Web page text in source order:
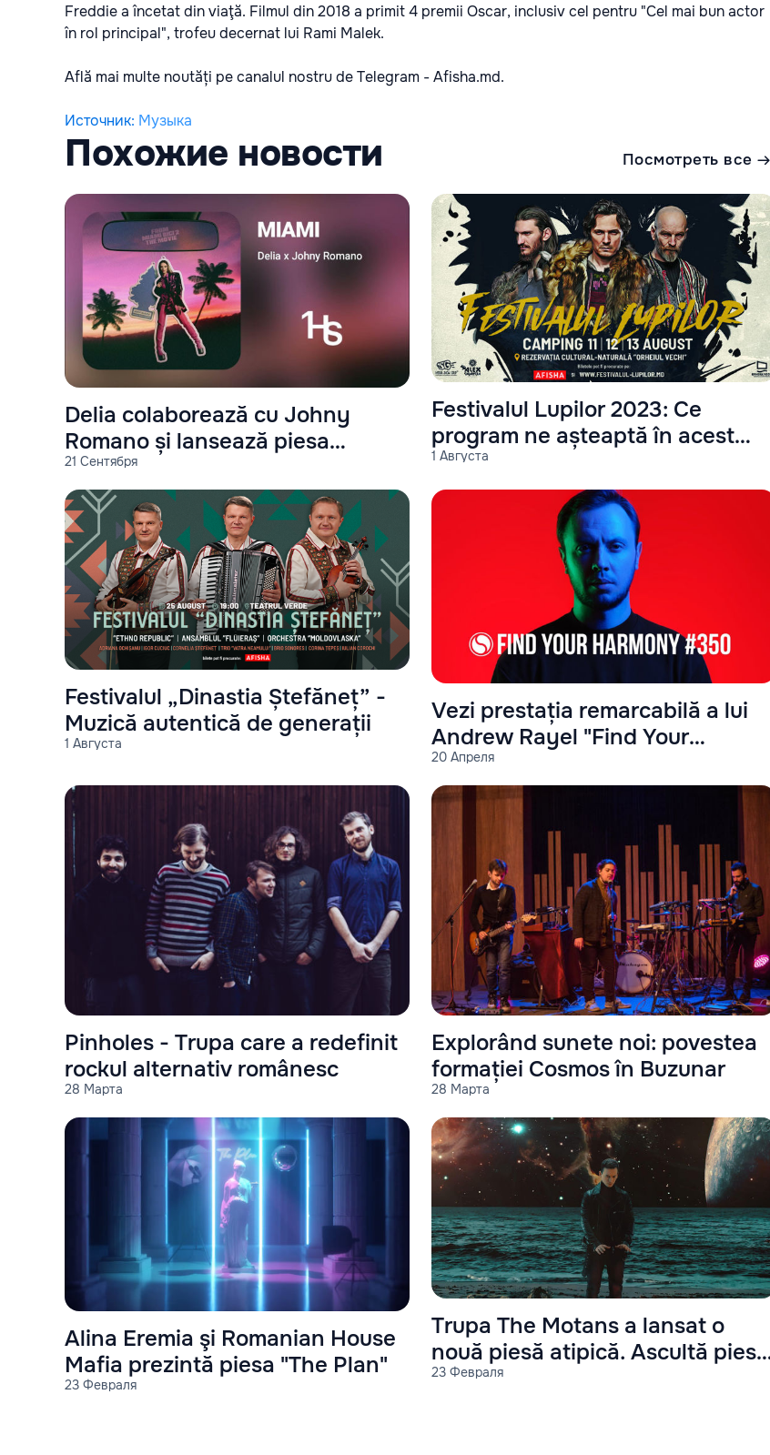
Freddie a încetat din viaţă. Filmul din 2018 a primit 4 premii Oscar, inclusiv cel pentru "Cel mai bun actor
în rol principal", trofeu decernat lui Rami Malek.
Află mai multe noutăți pe canalul nostru de Telegram -Afisha.md.
Источник: Музыка
Похожие новости Посмотреть все
21 Сентября
Delia colaborează cu Johny
Romano și lansează piesa
"Miami"
1 Августа
Festivalul Lupilor 2023: Ce
program ne așteaptă în acest
an?
1 Августа
Festivalul „Dinastia Ștefăneț” -
Muzică autentică de generații
20 Апреля
Vezi prestația remarcabilă a lui
Andrew Rayel "Find Your
Harmony #350"
28 Марта
Pinholes - Trupa care a redefinit
rockul alternativ românesc
28 Марта
Explorând sunete noi: povestea
formației Cosmos în Buzunar
23 Февраля
Alina Eremia şi Romanian House
Mafia prezintă piesa "The Plan"
23 Февраля
Trupa The Motans a lansat o
nouă piesă atipică. Ascultă piesa
în articol